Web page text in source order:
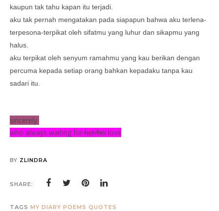
kaupun tak tahu kapan itu terjadi.
aku tak pernah mengatakan pada siapapun bahwa aku terlena-
terpesona-terpikat oleh sifatmu yang luhur dan sikapmu yang
halus.
aku terpikat oleh senyum ramahmu yang kau berikan dengan
percuma kepada setiap orang bahkan kepadaku tanpa kau
sadari itu.
sincerely
who always waiting forher/his love
BY ZLINDRA
SHARE:
TAGS MY DIARY POEMS QUOTES